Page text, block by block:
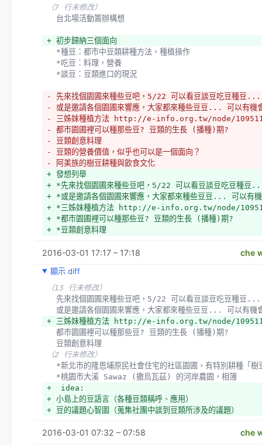
（7 行未修改）
  台北場活動籌辦構想
+ 初步歸納三個面向
  *種豆：都市中豆類耕種方法，種植操作
  *吃豆：料理，營養
  *談豆：豆類進口的現況
- 先來找個園圃來種些豆吧，5/22 可以看豆談豆吃豆種豆
- 或是邀請各個園圃來響應，大家都來種些豆豆... 可以有機
- 三姊妹種植方法 http://e-info.org.tw/node/
- 都市園圃裡可以種那些豆? 豆類的生長 (播種)期?
- 豆類創意料理
- 豆類的營養價值，似乎也可以是一個面向？
- 阿美族的樹豆耕種與飲食文化
+ 發想列舉
+ *先來找個園圃來種些豆吧，5/22 可以看豆談豆吃豆種
+ *或是邀請各個園圃來響應，大家都來種些豆豆... 可以有機
+ *三姊妹種植方法 http://e-info.org.tw/node/
+ *都市園圃裡可以種那些豆? 豆類的生長 (播種)期?
+ *豆類創意料理
+ *阿美族的樹豆耕種與飲食文化
  *桃園市大溪 Sawaz (撒烏瓦茲) 的河岸農園，相簿
-  idea:
- 小島上的豆語言（各種豆類稱呼、應用）
- 豆的議題心智圖（蒐集社團中談到豆類所涉及的議題）
+ *國際豆類年的他山之石: 讓你眼花撩亂、大流口水的土耳
http://www.uby2016.org/yemeken.pdf
+ *整理台灣島上的豆語言（各種豆類稱呼、應用）
+ *整理豆的議題心智圖（蒐集社團中談到豆類所涉及的議題）
2016-03-01 17:17 – 17:18 che
顯示 diff
（13 行未修改）
先來找個園圃來種些豆吧，5/22 可以看豆談豆吃豆種豆
或是邀請各個園圃來響應，大家都來種些豆豆... 可以有
+ 三姊妹種植方法 http://e-info.org.tw/node/
  都市園圃裡可以種那些豆? 豆類的生長 (播種)期?
  豆類創意料理
（2 行未修改）
*新北市的隆恩埔原民社會住宅的社區園圃，有特別耕種「樹
  *桃園市大溪 Sawaz (撒烏瓦茲) 的河岸農園，相簿
+  idea:
+ 小島上的豆語言（各種豆類稱呼、應用）
+ 豆的議題心智圖（蒐集社團中談到豆類所涉及的議題）
2016-03-01 07:32 – 07:58 che